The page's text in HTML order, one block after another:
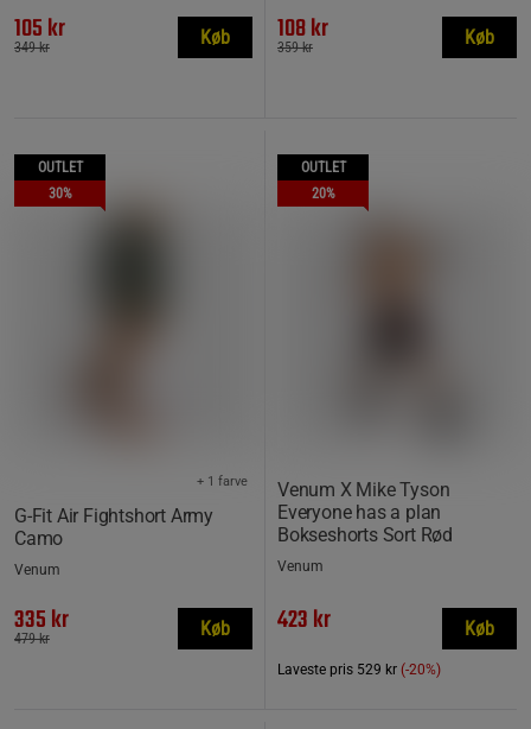
105 kr
349 kr Køb 108 kr
359 kr Køb
OUTLET
30%
G-Fit Air Fightshort Army
Camo
+ 1 farve
Venum
335 kr
479 kr Køb
OUTLET
20%
Venum X Mike Tyson
Everyone has a plan
Bokse­shorts Sort Rød
Venum
423 kr
Laveste pris 529 kr (-20%)
Køb